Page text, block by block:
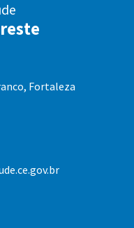
Fortaleza